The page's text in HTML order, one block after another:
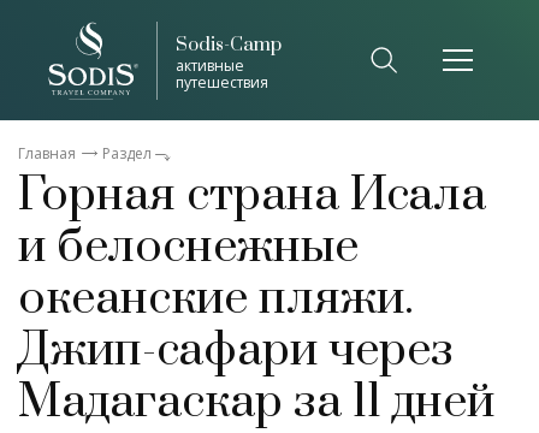
Sodis-Camp
активные
путешествия
Главная Раздел
Горная страна Исала
и белоснежные
океанские пляжи.
Джип-сафари через
Мадагаскар за 11 дней